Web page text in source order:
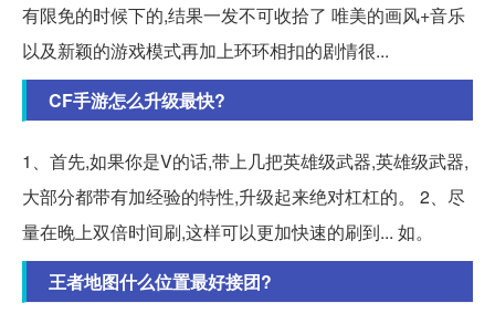
有限免的时候下的,结果一发不可收拾了 唯美的画风+音乐
以及新颖的游戏模式再加上环环相扣的剧情很...
CF手游怎么升级最快?
1、首先,如果你是V的话,带上几把英雄级武器,英雄级武器,
大部分都带有加经验的特性,升级起来绝对杠杠的。 2、尽
量在晚上双倍时间刷,这样可以更加快速的刷到... 如。
王者地图什么位置最好接团?